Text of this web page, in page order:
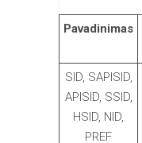
Pavadinimas
SID, SAPISID,
APISID, SSID,
HSID, NID,
PREF